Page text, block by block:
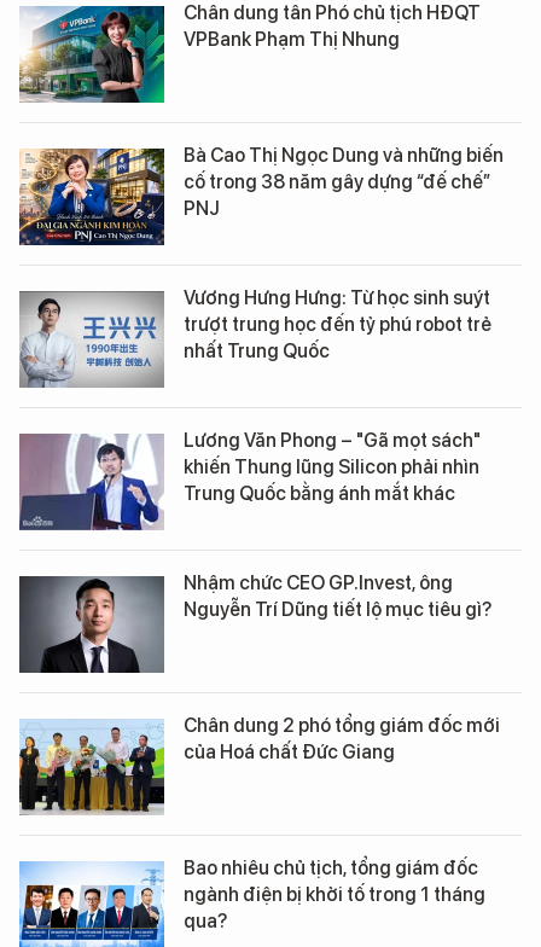
Chân dung tân Phó chủ tịch HĐQT
VPBank Phạm Thị Nhung
Bà Cao Thị Ngọc Dung và những biến
cố trong 38 năm gây dựng “đế chế”
PNJ
Vương Hưng Hưng: Từ học sinh suýt
trượt trung học đến tỷ phú robot trẻ
nhất Trung Quốc
Lương Văn Phong – "Gã mọt sách"
khiến Thung lũng Silicon phải nhìn
Trung Quốc bằng ánh mắt khác
Nhậm chức CEO GP.Invest, ông
Nguyễn Trí Dũng tiết lộ mục tiêu gì?
Chân dung 2 phó tổng giám đốc mới
của Hoá chất Đức Giang
Bao nhiêu chủ tịch, tổng giám đốc
ngành điện bị khởi tố trong 1 tháng
qua?